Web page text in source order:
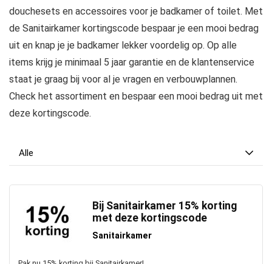
douchesets en accessoires voor je badkamer of toilet. Met
de Sanitairkamer kortingscode bespaar je een mooi bedrag
uit en knap je je badkamer lekker voordelig op. Op alle
items krijg je minimaal 5 jaar garantie en de klantenservice
staat je graag bij voor al je vragen en verbouwplannen.
Check het assortiment en bespaar een mooi bedrag uit met
deze kortingscode.
Alle
Bij Sanitairkamer 15% korting
met deze kortingscode
Sanitairkamer